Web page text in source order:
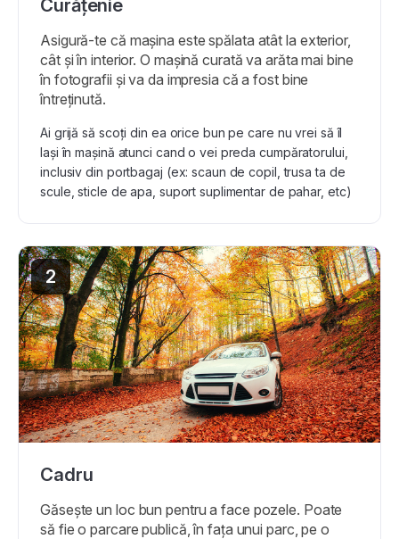
Curățenie
Asigură-te că mașina este spălata atât la exterior,
cât și în interior. O mașină curată va arăta mai bine
în fotografii și va da impresia că a fost bine
întreținută.
Ai grijă să scoți din ea orice bun pe care nu vrei să îl
lași în mașină atunci cand o vei preda cumpăratorului,
inclusiv din portbagaj (ex: scaun de copil, trusa ta de
scule, sticle de apa, suport suplimentar de pahar, etc)
2
Cadru
Găsește un loc bun pentru a face pozele. Poate
să fie o parcare publică, în fața unui parc, pe o